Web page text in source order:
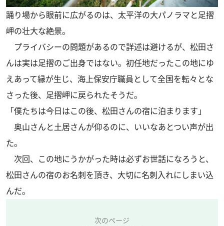
踊り場から眼前に広がるのは、太平洋の大パノラマと足摺
岬の壮大な絶景。
プライバシーの問題があるので詳述は避けるが、松田さ
んは実は足摺のご出身ではない。初任地だったこの地にゆ
えあって縁が生じ、海上保安庁職員として全国を転々とな
さった後、足摺岬に戻られたそうだ。
「僕たちは今日はこの後、松田さんの宿に泊まります」
奥山さんと土居さんが仰るのに、いいなあとつい声が出
た。
次回、この地にうかがった時は必ずお世話になろうと、
松田さんの宿のお名刺を頂き、大切に名刺入れにしまい込
んだ。
次のページ